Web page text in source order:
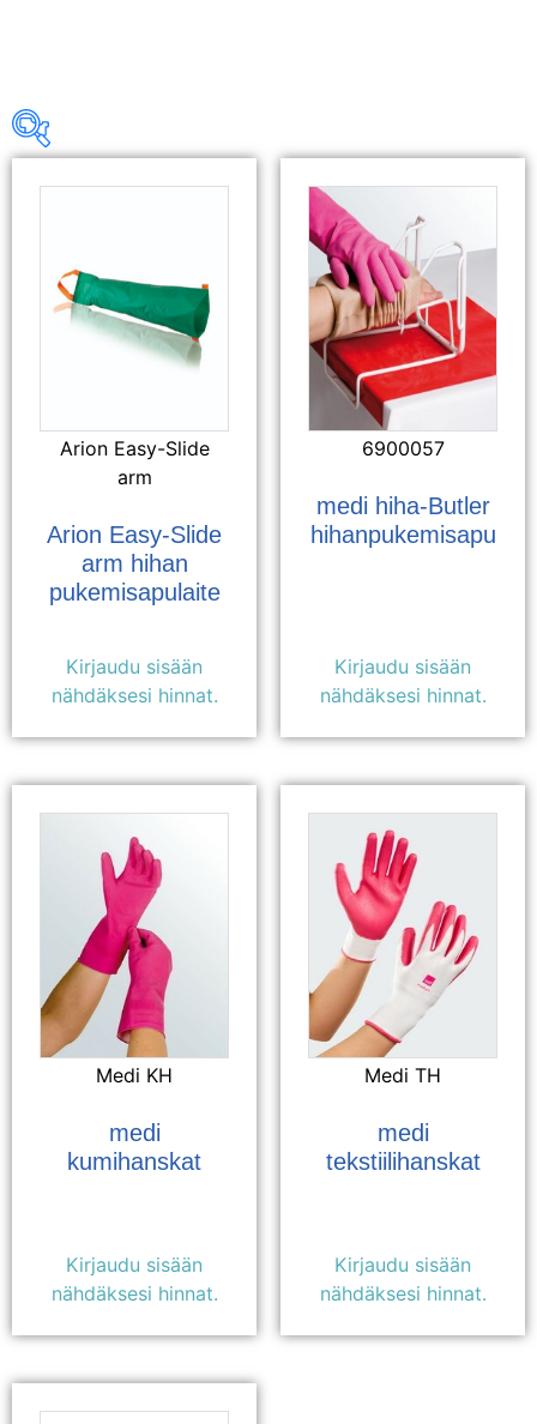
Arion Easy-Slide
arm
Arion Easy-Slide
arm hihan
pukemisapulaite
Kirjaudu sisään
nähdäksesi hinnat.
6900057
medi hiha-Butler
hihanpukemisapu
Kirjaudu sisään
nähdäksesi hinnat.
Medi KH
medi
kumihanskat
Kirjaudu sisään
nähdäksesi hinnat.
Medi TH
medi
tekstiilihanskat
Kirjaudu sisään
nähdäksesi hinnat.